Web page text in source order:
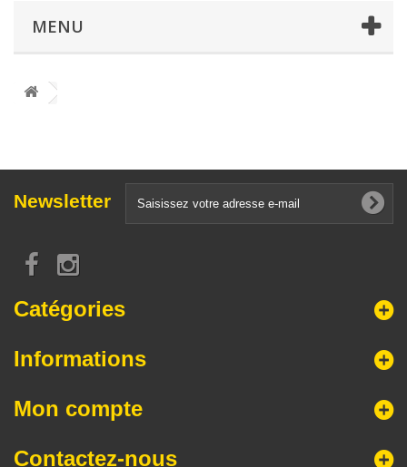
MENU
Newsletter
Catégories
Informations
Mon compte
Contactez-nous